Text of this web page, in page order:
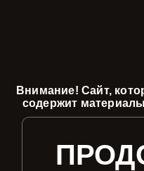
Внимание! Сайт,
содержит